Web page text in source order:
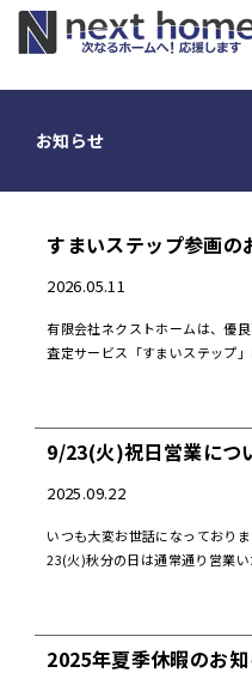
定休日:毎週火曜日
簡単査定
お知らせ
すまいステップ参画の
2026.05.11
有限会社ネクストホームは、優
査定サービス「すまいステップ
9/23(火)祝日営業につ
2025.09.22
いつも大変お世話になっており
23(火)秋分の日は通常通り営業
2025年夏季休暇のお